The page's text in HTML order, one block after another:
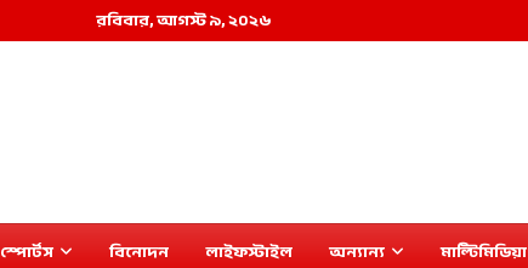
রবিবার, আগস্ট ৯, ২০২৬
স্পোর্টস বিনোদন লাইফস্টাইল অন্যান্য মাল্টিমিডিয়া